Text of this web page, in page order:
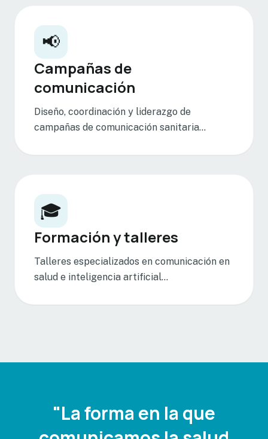
📢
Campañas de
comunicación
Diseño, coordinación y liderazgo de
campañas de comunicación sanitaria...
🎓
Formación y talleres
Talleres especializados en comunicación en
salud e inteligencia artificial...
"La forma en la que